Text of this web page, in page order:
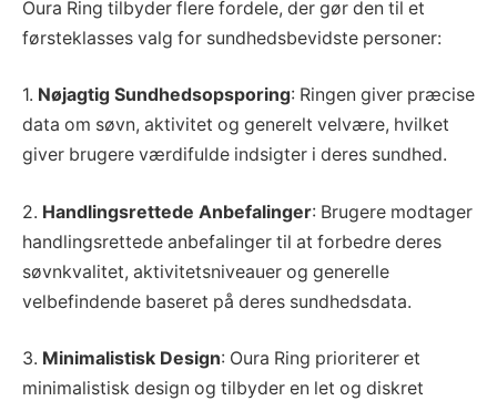
Oura Ring tilbyder flere fordele, der gør den til et
førsteklasses valg for sundhedsbevidste personer:
1. Nøjagtig Sundhedsopsporing: Ringen giver præcise
data om søvn, aktivitet og generelt velvære, hvilket
giver brugere værdifulde indsigter i deres sundhed.
2. Handlingsrettede Anbefalinger: Brugere modtager
handlingsrettede anbefalinger til at forbedre deres
søvnkvalitet, aktivitetsniveauer og generelle
velbefindende baseret på deres sundhedsdata.
3. Minimalistisk Design: Oura Ring prioriterer et
minimalistisk design og tilbyder en let og diskret